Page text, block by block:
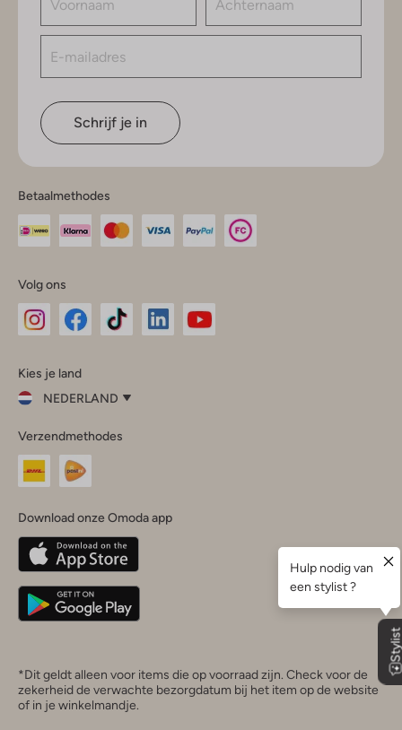
Schrijf je in
Betaalmethodes
Volg ons
InstagramFacebook
Kies je land
NEDERLAND
je
land
Nederland
Belgique(Français)
Deutschland
Verzendmethodes
Download onze Omoda app
*Dit geldt alleen voor items die op voorraad zijn. Check voor de
zekerheid de verwachte bezorgdatum bij het item op de website
of in je winkelmandje.